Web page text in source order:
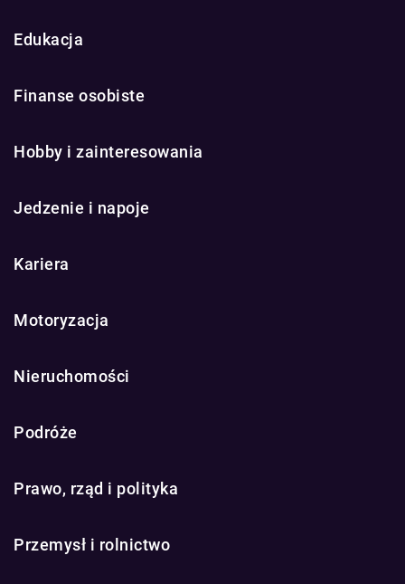
Edukacja
Finanse osobiste
Hobby i zainteresowania
Jedzenie i napoje
Kariera
Motoryzacja
Nieruchomości
Podróże
Prawo, rząd i polityka
Przemysł i rolnictwo